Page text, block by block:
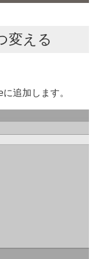
変える
追加します。